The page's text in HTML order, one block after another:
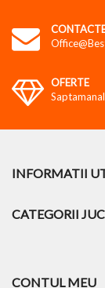
OFERTE
INFORMATII
CATEGORII
CONTUL MEU